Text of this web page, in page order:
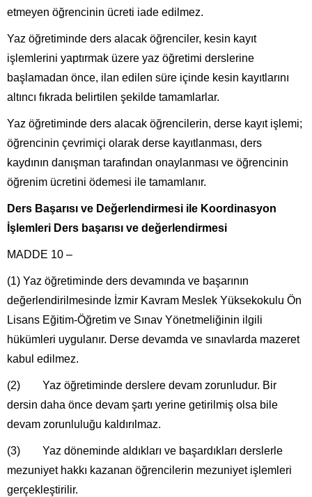
etmeyen öğrencinin ücreti iade edilmez.
Yaz öğretiminde ders alacak öğrenciler, kesin kayıt
işlemlerini yaptırmak üzere yaz öğretimi derslerine
başlamadan önce, ilan edilen süre içinde kesin kayıtlarını
altıncı fıkrada belirtilen şekilde tamamlarlar.
Yaz öğretiminde ders alacak öğrencilerin, derse kayıt işlemi;
öğrencinin çevrimiçi olarak derse kayıtlanması, ders
kaydının danışman tarafından onaylanması ve öğrencinin
öğrenim ücretini ödemesi ile tamamlanır.
Ders Başarısı ve Değerlendirmesi ile Koordinasyon
İşlemleri Ders başarısı ve değerlendirmesi
MADDE 10 –
(1) Yaz öğretiminde ders devamında ve başarının
değerlendirilmesinde İzmir Kavram Meslek Yüksekokulu Ön
Lisans Eğitim-Öğretim ve Sınav Yönetmeliğinin ilgili
hükümleri uygulanır. Derse devamda ve sınavlarda mazeret
kabul edilmez.
(2) Yaz öğretiminde derslere devam zorunludur. Bir
dersin daha önce devam şartı yerine getirilmiş olsa bile
devam zorunluluğu kaldırılmaz.
(3) Yaz döneminde aldıkları ve başardıkları derslerle
mezuniyet hakkı kazanan öğrencilerin mezuniyet işlemleri
gerçekleştirilir.